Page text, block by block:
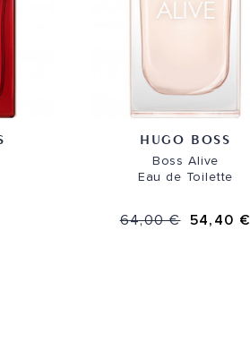
HUGO BOSS
Boss Alive
Eau de Toilette
64,00 € 54,40 €